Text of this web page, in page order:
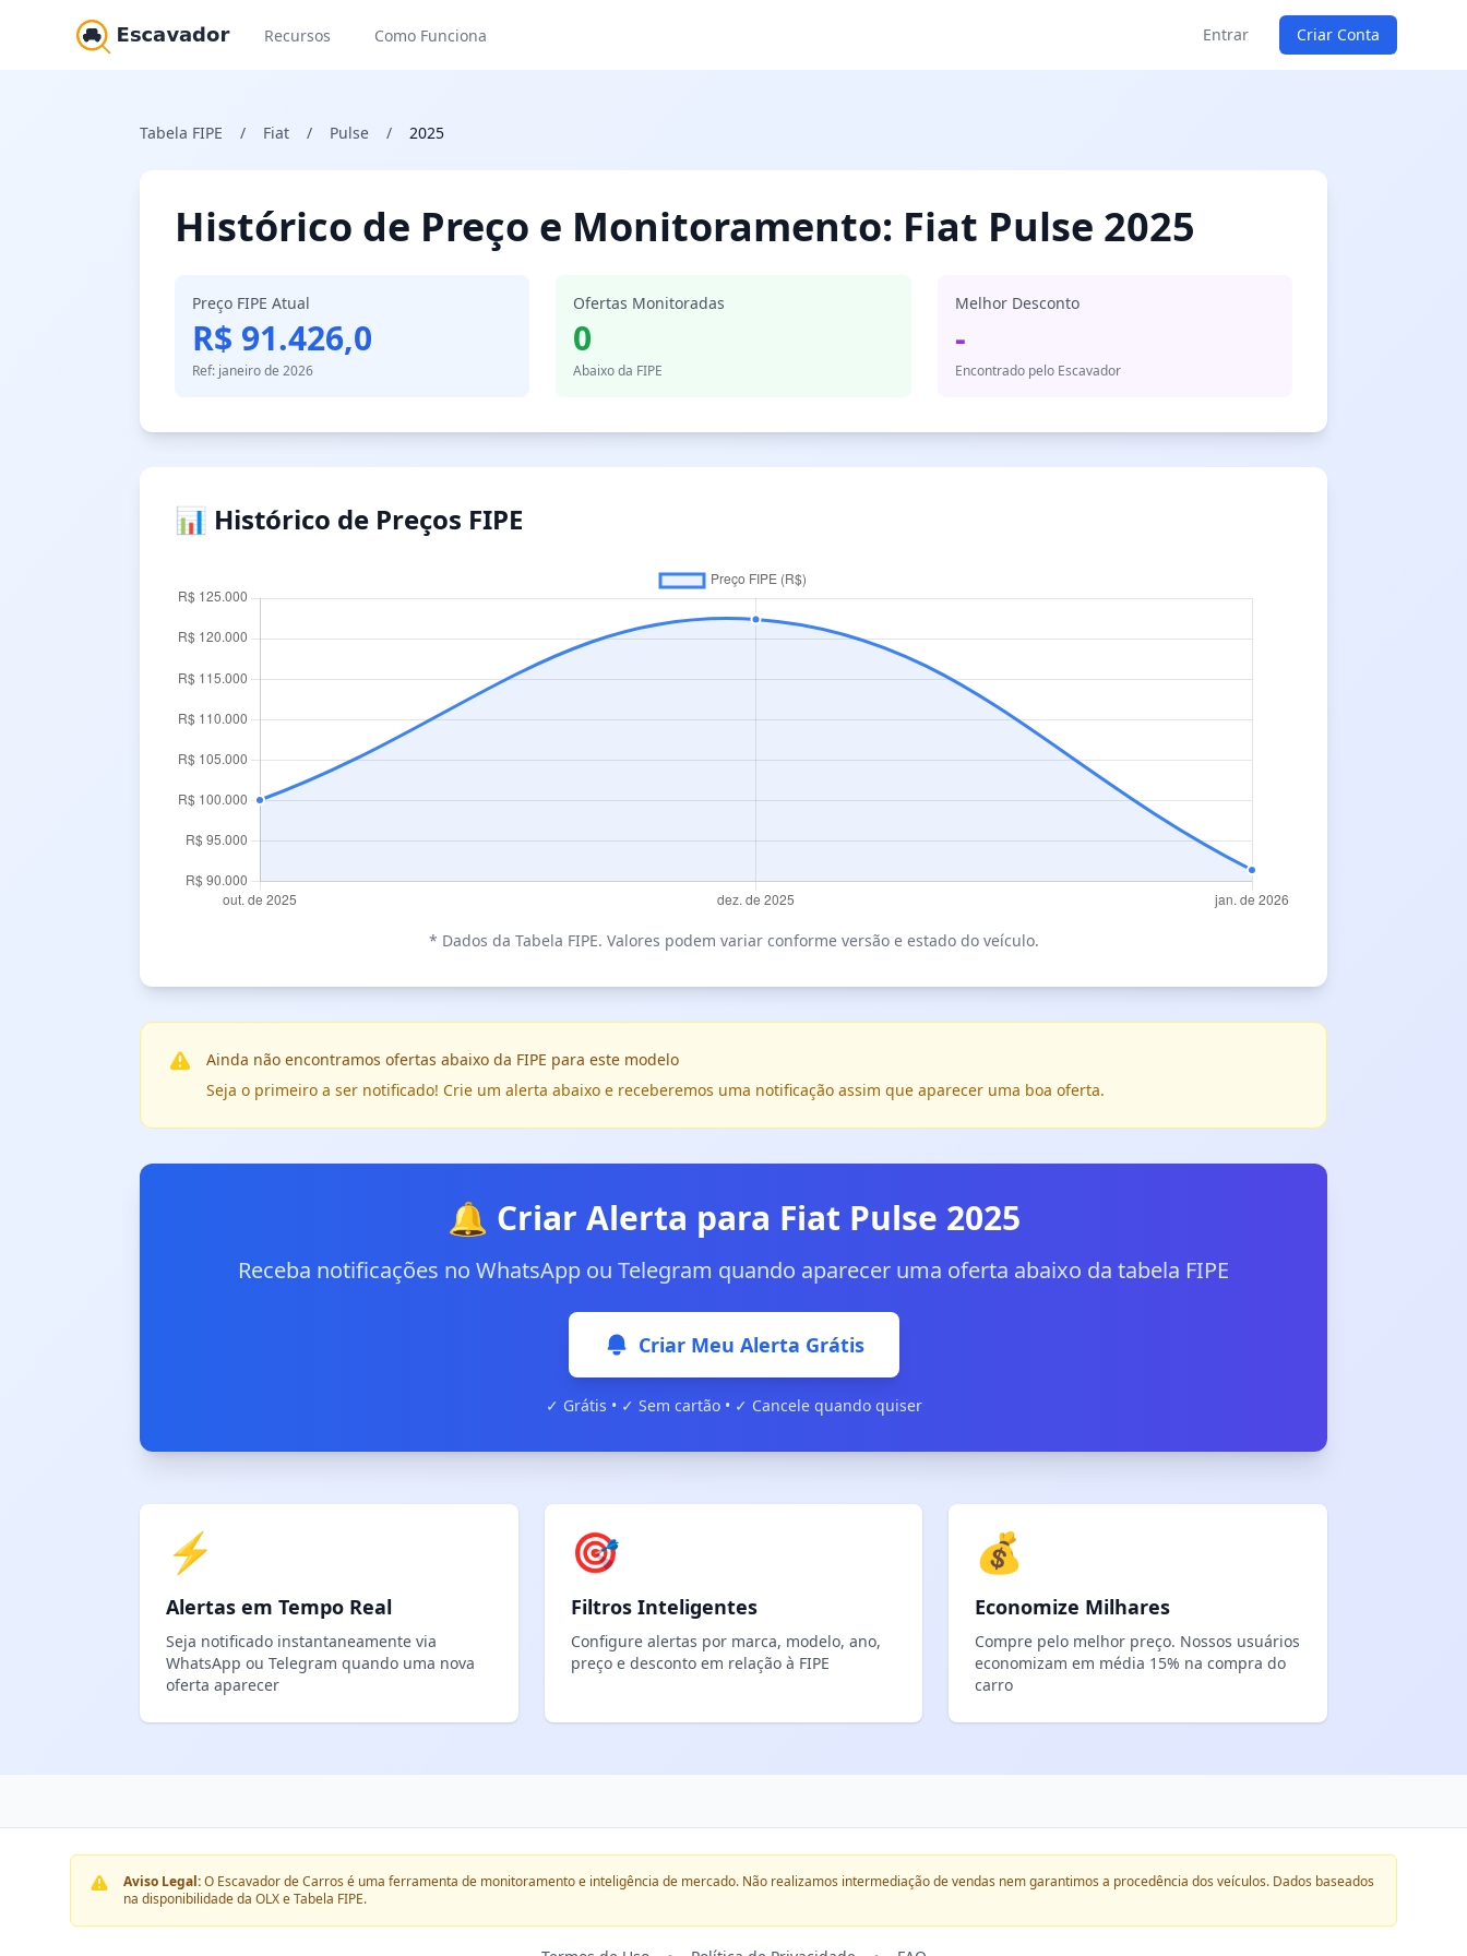
Recursos Como Funciona Entrar Criar Conta
Tabela FIPE / Fiat / Pulse / 2025
Histórico de Preço e Monitoramento: Fiat Pulse 2025
Preço FIPE Atual
R$ 91.426,0
Ref: janeiro de 2026
Ofertas Monitoradas
0
Abaixo da FIPE
Melhor Desconto
-
Encontrado pelo Escavador
📊 Histórico de Preços FIPE
* Dados da Tabela FIPE. Valores podem variar conforme versão e estado do veículo.
Ainda não encontramos ofertas abaixo da FIPE para este modelo
Seja o primeiro a ser notificado! Crie um alerta abaixo e receberemos uma notificação assim que aparecer uma boa oferta.
🔔 Criar Alerta para Fiat Pulse 2025
Receba notificações no WhatsApp ou Telegram quando aparecer uma oferta abaixo da tabela FIPE
Criar Meu Alerta Grátis
✓ Grátis • ✓ Sem cartão • ✓ Cancele quando quiser
⚡
Alertas em Tempo Real
Seja notificado instantaneamente via
WhatsApp ou Telegram quando uma nova
oferta aparecer
🎯
Filtros Inteligentes
Configure alertas por marca, modelo, ano,
preço e desconto em relação à FIPE
💰
Economize Milhares
Compre pelo melhor preço. Nossos usuários
economizam em média 15% na compra do
carro
Aviso Legal:O Escavador de Carros é uma ferramenta de monitoramento e inteligência de mercado. Não realizamos intermediação de vendas nem garantimos a procedência dos veículos. Dados baseados
na disponibilidade da OLX e Tabela FIPE.